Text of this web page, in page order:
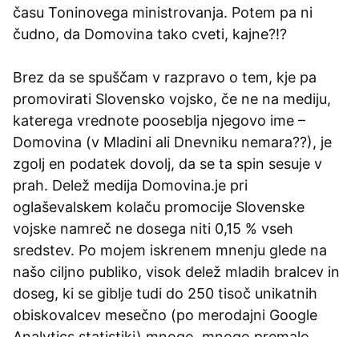
času Toninovega ministrovanja. Potem pa ni
čudno, da Domovina tako cveti, kajne?!?
Brez da se spuščam v razpravo o tem, kje pa
promovirati Slovensko vojsko, če ne na mediju,
katerega vrednote pooseblja njegovo ime –
Domovina (v Mladini ali Dnevniku nemara??), je
zgolj en podatek dovolj, da se ta spin sesuje v
prah. Delež medija Domovina.je pri
oglaševalskem kolaču promocije Slovenske
vojske namreč ne dosega niti 0,15 % vseh
sredstev. Po mojem iskrenem mnenju glede na
našo ciljno publiko, visok delež mladih bralcev in
doseg, ki se giblje tudi do 250 tisoč unikatnih
obiskovalcev mesečno (po merodajni Google